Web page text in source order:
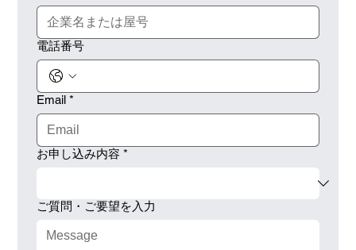
電話番号
Email *
お申し込み内容 *
ご質問・ご要望を入力